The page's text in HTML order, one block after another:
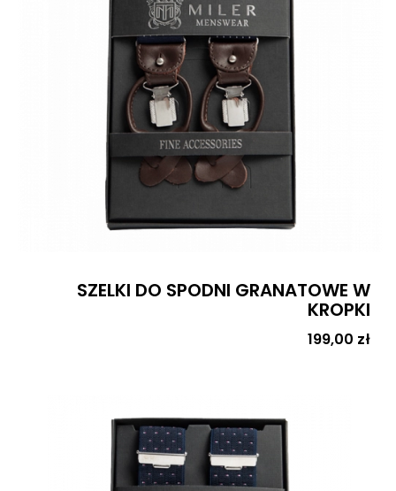
SZELKI DO SPODNI GRANATOWE W
KROPKI
Cena
199,00 zł